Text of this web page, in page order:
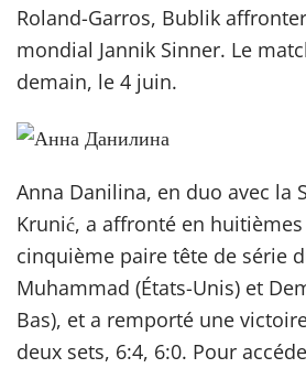
Roland-Garros, Bublik
mondial Jannik Sinner. Le
demain, le 4 juin.
Anna Danilina, en duo avec la
Krunić, a affronté en
cinquième paire tête de série
Muhammad (États-Unis) et
Bas), et a remporté une
deux sets, 6:4, 6:0. Pour